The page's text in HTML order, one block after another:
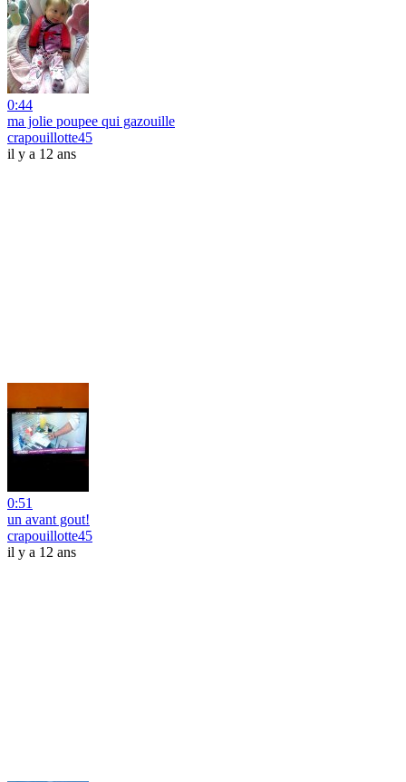
0:44
ma jolie poupee qui gazouille
crapouillotte45
il y a 12 ans
0:51
un avant gout!
crapouillotte45
il y a 12 ans